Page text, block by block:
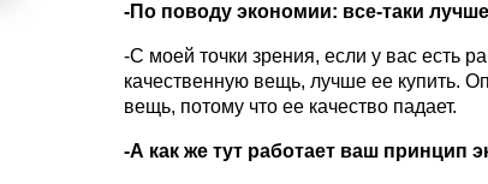
-По поводу экономии: все-таки
-С моей точки зрения, если у вас есть
качественную вещь, лучше ее купить.
вещь, потому что ее качество падает.
-А как же тут работает ваш принцип